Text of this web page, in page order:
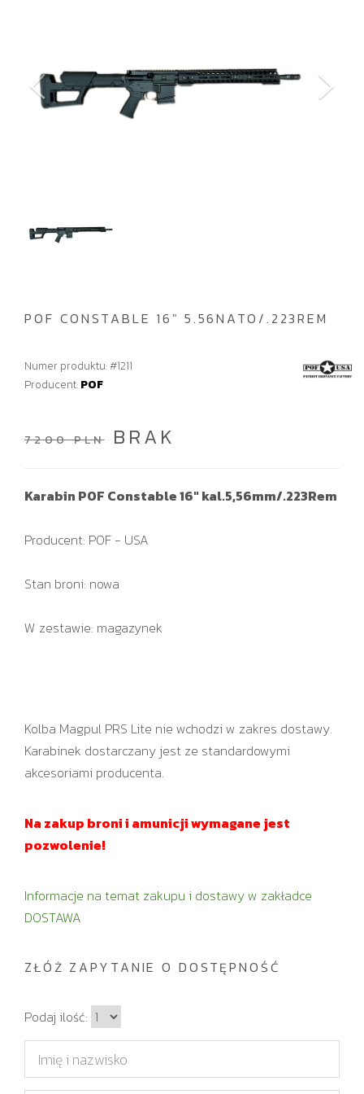
POF CONSTABLE 16" 5.56NATO/.223REM
Numer produktu: #1211
Producent: POF
7200 PLNBRAK
Karabin POF Constable 16" kal.5,56mm/.223Rem
Producent: POF - USA
Stan broni: nowa
W zestawie: magazynek
Kolba Magpul PRS Lite nie wchodzi w zakres dostawy.
Karabinek dostarczany jest ze standardowymi
akcesoriami producenta.
Na zakup broni i amunicji wymagane jest
pozwolenie!
Informacje na temat zakupu i dostawy w zakładce
DOSTAWA
ZŁÓŻ ZAPYTANIE O DOSTĘPNOŚĆ
I
l
ś
Podaj ilość:
m